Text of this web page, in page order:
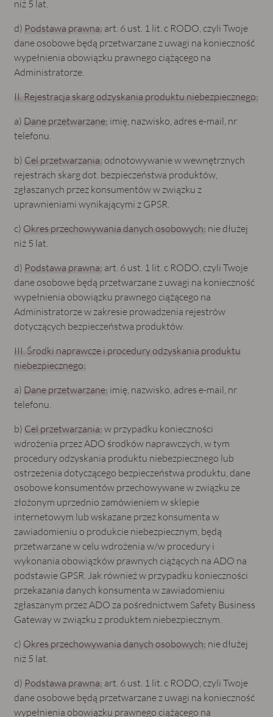
niż 5 lat.
d) Podstawa prawna: art. 6 ust. 1 lit. c RODO, czyli Twoje
dane osobowe będą przetwarzane z uwagi na konieczność
wypełnienia obowiązku prawnego ciążącego na
Administratorze.
II. Rejestracja skarg odzyskania produktu niebezpiecznego:
a) Dane przetwarzane: imię, nazwisko, adres e-mail, nr
telefonu.
b) Cel przetwarzania: odnotowywanie w wewnętrznych
rejestrach skarg dot. bezpieczeństwa produktów,
zgłaszanych przez konsumentów w związku z
uprawnieniami wynikającymi z GPSR.
c) Okres przechowywania danych osobowych: nie dłużej
niż 5 lat.
d) Podstawa prawna: art. 6 ust. 1 lit. c RODO, czyli Twoje
dane osobowe będą przetwarzane z uwagi na konieczność
wypełnienia obowiązku prawnego ciążącego na
Administratorze w zakresie prowadzenia rejestrów
dotyczących bezpieczeństwa produktów.
III. Środki naprawcze i procedury odzyskania produktu
niebezpiecznego:
a) Dane przetwarzane: imię, nazwisko, adres e-mail, nr
telefonu.
b) Cel przetwarzania: w przypadku konieczności
wdrożenia przez ADO środków naprawczych, w tym
procedury odzyskania produktu niebezpiecznego lub
ostrzeżenia dotyczącego bezpieczeństwa produktu, dane
osobowe konsumentów przechowywane w związku ze
złożonym uprzednio zamówieniem w sklepie
internetowym lub wskazane przez konsumenta w
zawiadomieniu o produkcie niebezpiecznym, będą
przetwarzane w celu wdrożenia w/w procedury i
wykonania obowiązków prawnych ciążących na ADO na
podstawie GPSR. Jak również w przypadku konieczności
przekazania danych konsumenta w zawiadomieniu
zgłaszanym przez ADO za pośrednictwem Safety Business
Gateway w związku z produktem niebezpiecznym.
c) Okres przechowywania danych osobowych: nie dłużej
niż 5 lat.
d) Podstawa prawna: art. 6 ust. 1 lit. c RODO, czyli Twoje
dane osobowe będą przetwarzane z uwagi na konieczność
wypełnienia obowiązku prawnego ciążącego na